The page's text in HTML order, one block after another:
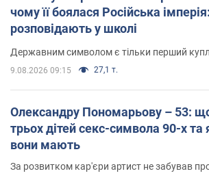
чому її боялася Російська
розповідають у школі
Державним символом є тільки перший
9.08.2026 09:15 27,1 т.
Олександру Пономарьову – 53:
трьох дітей секс-символа 90-х та
вони мають
За розвитком кар'єри артист не забував